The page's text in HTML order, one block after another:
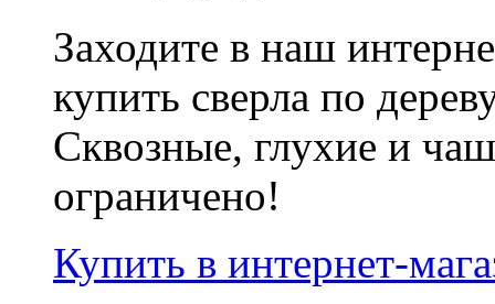
Заходите в наш
купить сверла по
Сквозные, глухие и
ограничено!
Купить в интернет-